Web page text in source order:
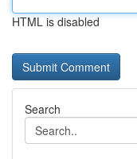
HTML is disabled
Search